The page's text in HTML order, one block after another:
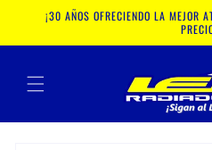
directamente
¡30 AÑOS OFRECIENDO LA MEJOR
Ir